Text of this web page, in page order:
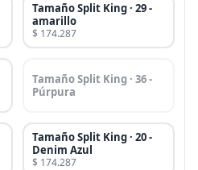
Tamaño Split King · 29 -
amarillo
$ 174.287
Tamaño Split King · 36 -
Púrpura
Tamaño Split King · 20 -
Denim Azul
$ 174.287